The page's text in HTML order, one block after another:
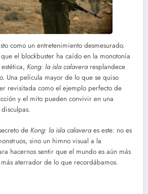
como un entretenimiento desmesurado.
el blockbuster ha caído en la monotonía
Kong: la isla calaveraresplandece
Una película mayor de lo que se quiso
revisitada como el ejemplo perfecto de
y el mito pueden convivir en una
de Kong: la isla calaveraes este: no es
sino un himno visual a la
hacernos sentir que el mundo es aún más
aterrador de lo que recordábamos.